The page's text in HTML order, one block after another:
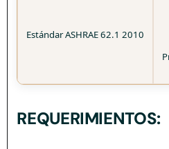
Estándar ASHRAE 62.1 2010
REQUERIMIENTOS: